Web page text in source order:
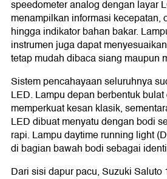
speedometer analog dengan layar
menampilkan informasi kecepatan,
hingga indikator bahan bakar.
instrumen juga dapat
tetap mudah dibaca siang maupun
Sistem pencahayaan seluruhnya
LED. Lampu depan berbentuk
memperkuat kesan klasik,
LED dibuat menyatu dengan bodi
rapi. Lampu daytime running light
di bagian bawah bodi sebagai
Dari sisi dapur pacu, Suzuki Saluto